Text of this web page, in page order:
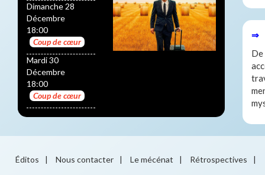
Dimanche 28
Décembre
18:00
Coup de cœur
Mardi 30
Décembre
18:00
Coup de cœur
⇒
De
Éditos | Nous contacter | Le mécénat | Rétrospectives |